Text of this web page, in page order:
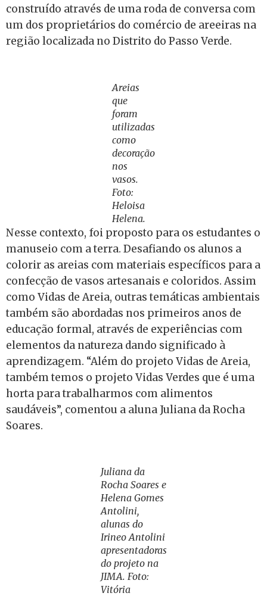
construído através de uma roda de conversa com
um dos proprietários do comércio de areeiras na
região localizada no Distrito do Passo Verde.
Areias
que
foram
utilizadas
como
decoração
nos
vasos.
Foto:
Heloisa
Helena.
Nesse contexto, foi proposto para os estudantes o
manuseio com a terra. Desafiando os alunos a
colorir as areias com materiais específicos para a
confecção de vasos artesanais e coloridos. Assim
como Vidas de Areia, outras temáticas ambientais
também são abordadas nos primeiros anos de
educação formal, através de experiências com
elementos da natureza dando significado à
aprendizagem. “Além do projeto Vidas de Areia,
também temos o projeto Vidas Verdes que é uma
horta para trabalharmos com alimentos
saudáveis”, comentou a aluna Juliana da Rocha
Soares.
Juliana da
Rocha Soares e
Helena Gomes
Antolini,
alunas do
Irineo Antolini
apresentadoras
do projeto na
JIMA. Foto:
Vitória